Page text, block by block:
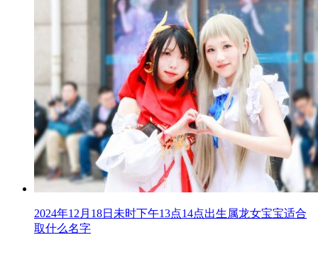
2024年12月18日未时下午13点14点出生属龙女宝宝适合
取什么名字